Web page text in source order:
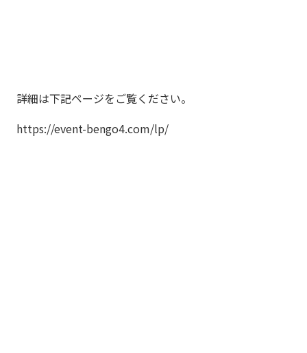
詳細は下記ページをご覧ください。
https://event-bengo4.com/lp/